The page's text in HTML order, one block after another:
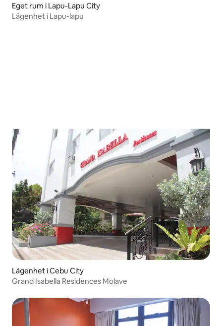
Eget rum i Lapu-Lapu City
Lägenhet i Lapu-lapu
Lägenhet i Cebu City
Grand Isabella Residences Molave